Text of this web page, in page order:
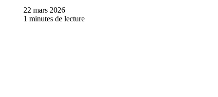
22 mars 2026
1 minutes de lecture